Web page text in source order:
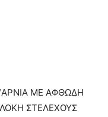
ΜΕ ΑΦΘΩΔΗ
ΣΤΕΛΕΧΟΥΣ